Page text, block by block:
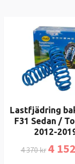
Lastfjädring
F31 Sedan /
2012-
4 370 kr 4